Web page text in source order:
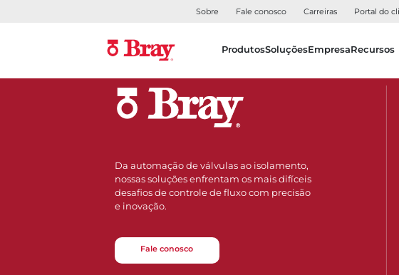
Sobre Fale conosco Carreiras Portal do
ProdutosSoluçõesEmpresaRecursos
Da automação de válvulas ao isolamento,
nossas soluções enfrentam os mais difíceis
desafios de controle de fluxo com precisão
e inovação.
Fale conosco